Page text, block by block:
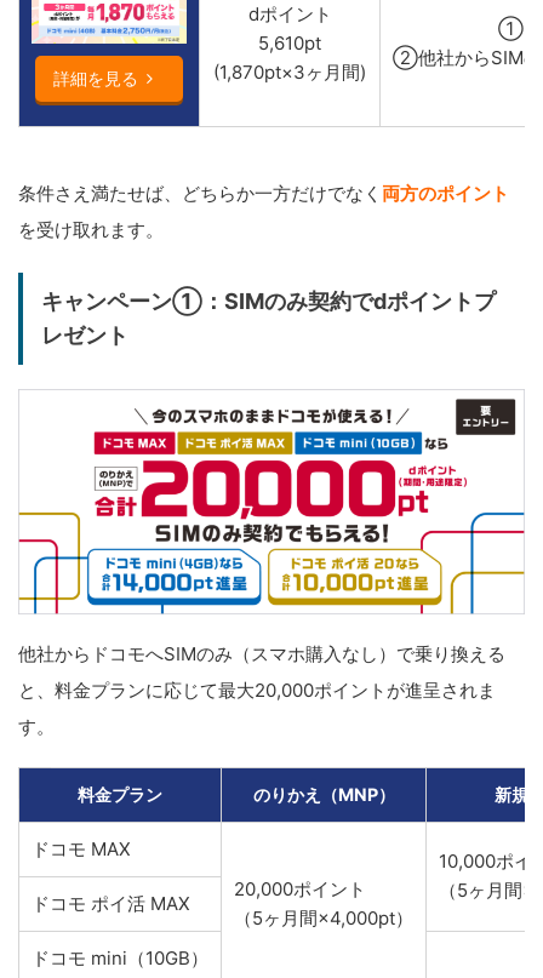
詳細を見る
dポイント
5,610pt
(1,870pt×3ヶ月間)
①キ
②他社からSIMの
条件さえ満たせば、どちらか一方だけでなく 両方のポイント
を受け取れます。
キャンペーン①：SIMのみ契約でdポイントプ
レゼント
他社からドコモへSIMのみ（スマホ購入なし）で乗り換える
と、料金プランに応じて最大20,000ポイントが進呈されま
す。
料金プラン のりかえ（MNP） 新規
ドコモ MAX
20,000ポイント
（5ヶ月間×4,000pt）
10,000ポイ
（5ヶ月間
ドコモ ポイ活 MAX
ドコモ mini（10GB）